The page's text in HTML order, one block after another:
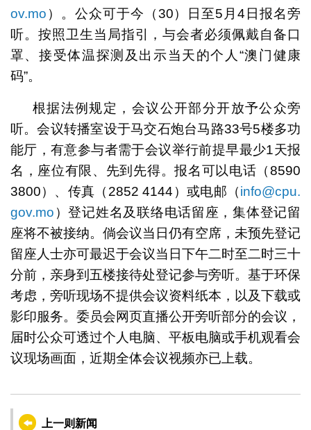
ov.mo ）。公众可于今（30）日至5月4日报名旁
听。按照卫生当局指引，与会者必须佩戴自备口
罩、接受体温探测及出示当天的个人“澳门健康
码”。
根据法例规定，会议公开部分开放予公众旁
听。会议转播室设于马交石炮台马路33号5楼多功
能厅，有意参与者需于会议举行前提早最少1天报
名，座位有限、先到先得。报名可以电话（8590
3800）、传真（2852 4144）或电邮（info@cpu.
gov.mo ）登记姓名及联络电话留座，集体登记留
座将不被接纳。倘会议当日仍有空席，未预先登记
留座人士亦可最迟于会议当日下午二时至二时三十
分前，亲身到五楼接待处登记参与旁听。基于环保
考虑，旁听现场不提供会议资料纸本，以及下载或
影印服务。委员会网页直播公开旁听部分的会议，
届时公众可透过个人电脑、平板电脑或手机观看会
议现场画面，近期全体会议视频亦已上载。
上一则新闻